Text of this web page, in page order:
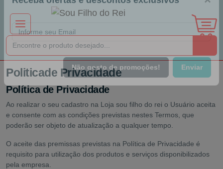
Politicade Privacidade
Política de Privacidade
Ao realizar o seu cadastro na Loja sou filho do rei o Usuário aceita
e consente com as condições previstas nestes Termos, que
poderão ser objeto de atualização a qualquer tempo.
O aceite das premissas previstas na Política de Privacidade é
requisito para utilização dos produtos e serviços disponibilizados
pela empresa.
Receba ofertas e descontos exclusivos ×
Não gosto de promoções! Enviar